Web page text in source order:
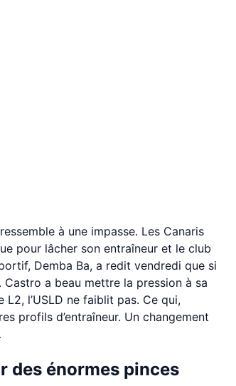
ressemble à une impasse. Les Canaris
pour lâcher son entraîneur et le club
Demba Ba, a redit vendredi que si
a beau mettre la pression à sa
l’USLD ne faiblit pas. Ce qui,
profils d’entraîneur. Un changement
des énormes pinces